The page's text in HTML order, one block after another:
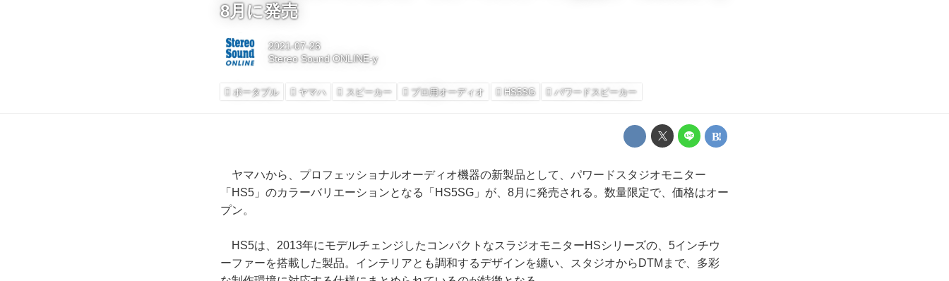
8月に発売
2021-07-26
Stereo Sound ONLINE-y
ポータブル ヤマハ スピーカー プロ用オーディオ HS5SG パワードスピーカー
ヤマハから、プロフェッショナルオーディオ機器の新製品として、パワードスタジオモニター
「HS5」のカラーバリエーションとなる「HS5SG」が、8月に発売される。数量限定で、価格はオー
プン。
HS5は、2013年にモデルチェンジしたコンパクトなスラジオモニターHSシリーズの、5インチウ
ーファーを搭載した製品。インテリアとも調和するデザインを纏い、スタジオからDTMまで、多彩